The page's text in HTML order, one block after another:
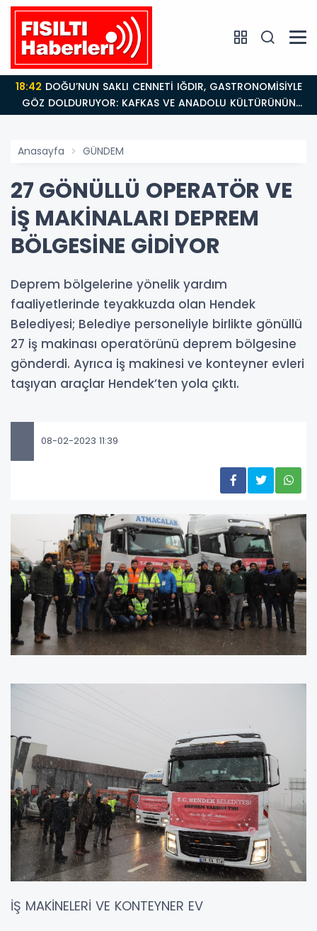
18:42
GÖZ DOLDURUYOR: KAFKAS VE ANADOLU KÜLTÜRÜNÜN
BULUŞMA NOKTASI
Anasayfa GÜNDEM
27 GÖNÜLLÜ OPERATÖR VE
İŞ MAKİNALARI DEPREM
BÖLGESİNE GİDİYOR
Deprem bölgelerine yönelik yardım
faaliyetlerinde teyakkuzda olan Hendek
Belediyesi; Belediye personeliyle birlikte gönüllü
27 iş makinası operatörünü deprem bölgesine
gönderdi. Ayrıca iş makinesi ve konteyner evleri
taşıyan araçlar Hendek’ten yola çıktı.
08-02-2023 11:39
İŞ MAKİNELERİ VE KONTEYNER EV